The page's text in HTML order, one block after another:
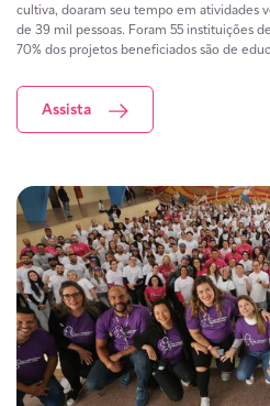
cultiva, doaram seu tempo em atividades
de 39 mil pessoas. Foram 55 instituições
70% dos projetos beneficiados são de
Assista